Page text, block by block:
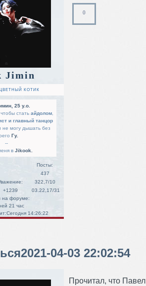
Jimin
КОТИК
25 y.o.
стать айдолом,
и главный танцор
не могу дышать без
Гу.
--
в Jikook.
+1239
Посты:
437
322,7/10
03.22,17/31
на форуме:
21 час
Сегодня 14:26:22
0
2021-04-03 22:02:54
Прочитал, что